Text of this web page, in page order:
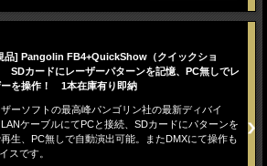
品] Pangolin FB4+QuickShow（クイックショ
SDカードにレーザーパターンを記憶、PC無しでレ
ーを操作！ 1本在庫有り即納
ーソフトの最高峰パンゴリン社の最新ディバイ
ケーブルにてPCと接続、SDカードにパターンを
生、PC無しで自動演出可能。またDMXにて操作も
スです。